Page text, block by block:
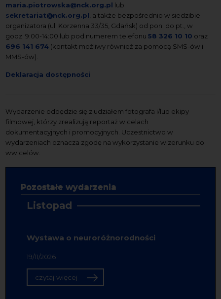
maria.piotrowska@nck.org.pl lub
sekretariat@nck.org.pl , a także bezpośrednio w siedzibie
organizatora (ul. Korzenna 33/35, Gdańsk) od pon. do pt., w
godz. 9:00-14:00 lub pod numerem telefonu58 326 10 10 oraz
696 141 674 (kontakt możliwy również za pomocą SMS-ów i
MMS-ów).
Deklaracja dostępności
Wydarzenie odbędzie się z udziałem fotografa i/lub ekipy
filmowej, którzy zrealizują reportaż w celach
dokumentacyjnych i promocyjnych. Uczestnictwo w
wydarzeniach oznacza zgodę na wykorzystanie wizerunku do
ww celów.
Pozostałe wydarzenia
Listopad
Wystawa o neuroróżnorodności
19/11/2026
czytaj więcej